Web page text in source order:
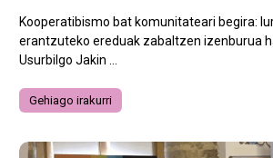
Kooperatibismo bat komunitateari begira:
erantzuteko ereduak zabaltzen izenburua
Usurbilgo Jakin ...
Gehiago irakurri